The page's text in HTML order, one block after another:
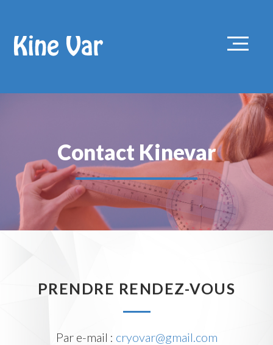
Contact Kinevar
PRENDRE RENDEZ-VOUS
Par e-mail : cryovar@gmail.com